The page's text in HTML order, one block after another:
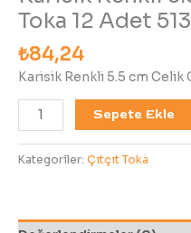
Toka 12 Adet
₺84,24
Karisik Renkli 5.5 cm Celik
Sepete Ekle
Kategoriler: Çıtçıt Toka